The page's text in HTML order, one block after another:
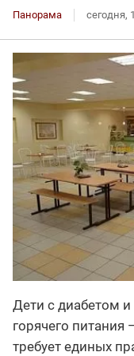
Панорама сегодня,
Дети с диабетом
горячего питания
требует единых